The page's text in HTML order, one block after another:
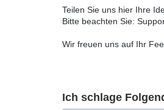
Teilen Sie uns hier Ihre
Bitte beachten Sie:
Wir freuen uns auf Ihr
Ich schlage